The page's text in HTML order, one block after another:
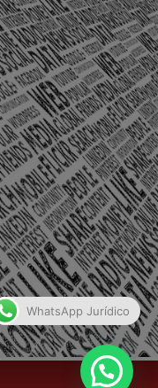
WhatsApp Jurídico